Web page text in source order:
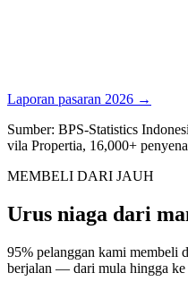
Laporan pasaran 2026 →
Sumber: BPS-Statistics
vila Propertia, 16,000+
MEMBELI DARI JAUH
Urus niaga dari
95% pelanggan kami membeli
berjalan — dari mula hingga ke